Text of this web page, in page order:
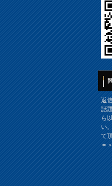
返
話
ら
い
て
＝